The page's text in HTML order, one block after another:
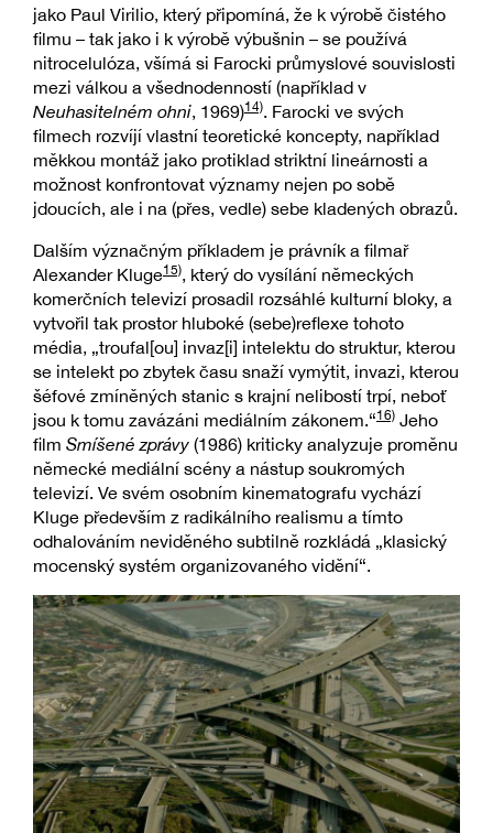
jako Paul Virilio, který připomíná, že k výrobě čistého
filmu – tak jako i k výrobě výbušnin – se používá
nitrocelulóza, všímá si Farocki průmyslové souvislosti
mezi válkou a všednodenností (například v
Neuhasitelném ohni, 1969)14). Farocki ve svých
filmech rozvíjí vlastní teoretické koncepty, například
měkkou montáž jako protiklad striktní lineárnosti a
možnost konfrontovat významy nejen po sobě
jdoucích, ale i na (přes, vedle) sebe kladených obrazů.
Dalším význačným příkladem je právník a filmař
Alexander Kluge15), který do vysílání německých
komerčních televizí prosadil rozsáhlé kulturní bloky, a
vytvořil tak prostor hluboké (sebe)reflexe tohoto
média, „troufal[ou] invaz[i] intelektu do struktur, kterou
se intelekt po zbytek času snaží vymýtit, invazi, kterou
šéfové zmíněných stanic s krajní nelibostí trpí, neboť
jsou k tomu zavázáni mediálním zákonem.“16) Jeho
film Smíšené zprávy (1986) kriticky analyzuje proměnu
německé mediální scény a nástup soukromých
televizí. Ve svém osobním kinematografu vychází
Kluge především z radikálního realismu a tímto
odhalováním neviděného subtilně rozkládá „klasický
mocenský systém organizovaného vidění“.